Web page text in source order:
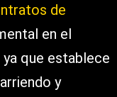
de
en el
que establece
y